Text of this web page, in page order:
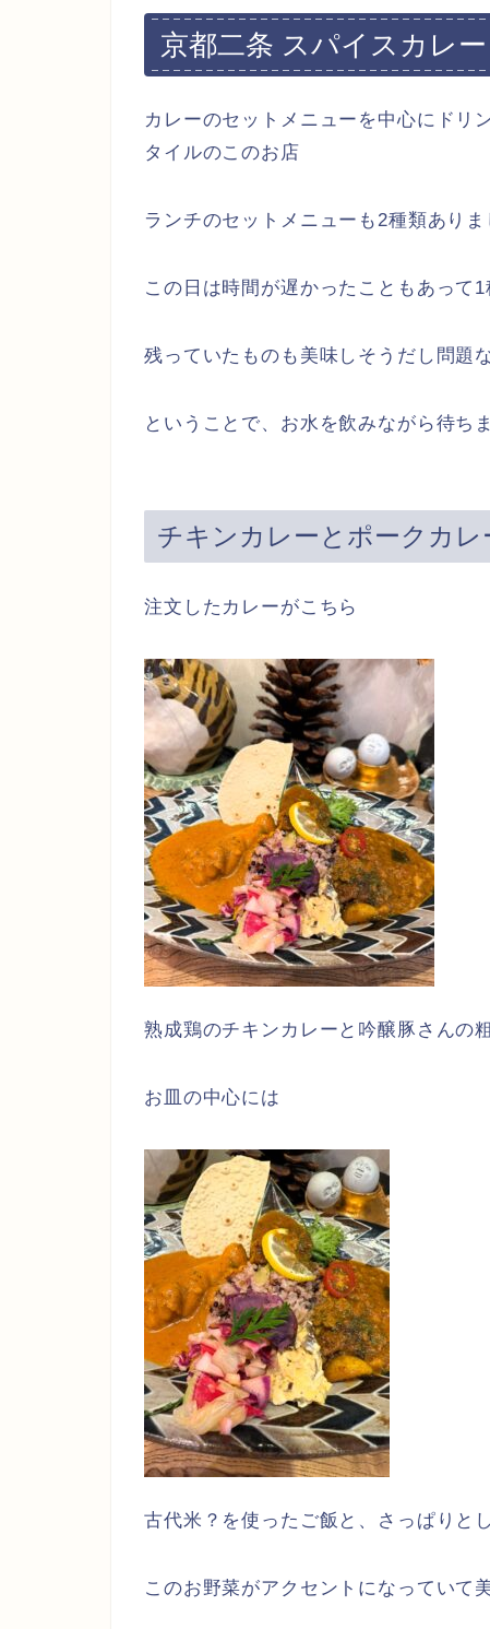
京都二条 スパイスカレー
カレーのセットメニューを中心にドリ
タイルのこのお店
ランチのセットメニューも2種類ありま
この日は時間が遅かったこともあって
残っていたものも美味しそうだし問題
ということで、お水を飲みながら待ち
チキンカレーとポークカレ
注文したカレーがこちら
熟成鶏のチキンカレーと吟醸豚さんの
お皿の中心には
古代米？を使ったご飯と、さっぱりと
このお野菜がアクセントになっていて